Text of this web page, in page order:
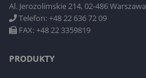
Al. Jerozolimskie 214, 02-486 Warszawa
Telefon: +48 22 636 72 09
FAX: +48 22 3359819
PRODUKTY